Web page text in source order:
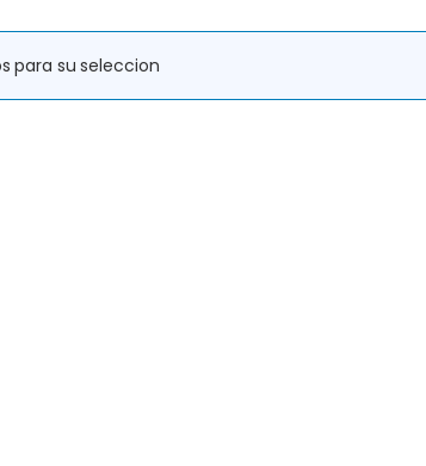
para su seleccion